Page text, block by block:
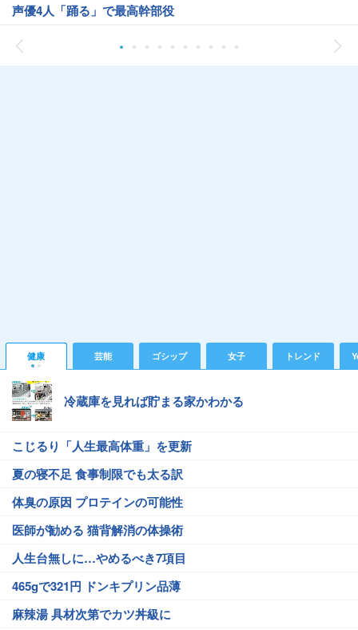
声優4人「踊る」で最高幹部役
健康 芸能 ゴシップ 女子 トレンド
冷蔵庫を見れば貯まる家かわかる
こじるり「人生最高体重」を更新
夏の寝不足 食事制限でも太る訳
体臭の原因 プロテインの可能性
医師が勧める 猫背解消の体操術
人生台無しに…やめるべき7項目
465gで321円 ドンキプリン品薄
麻辣湯 具材次第でカツ丼級に